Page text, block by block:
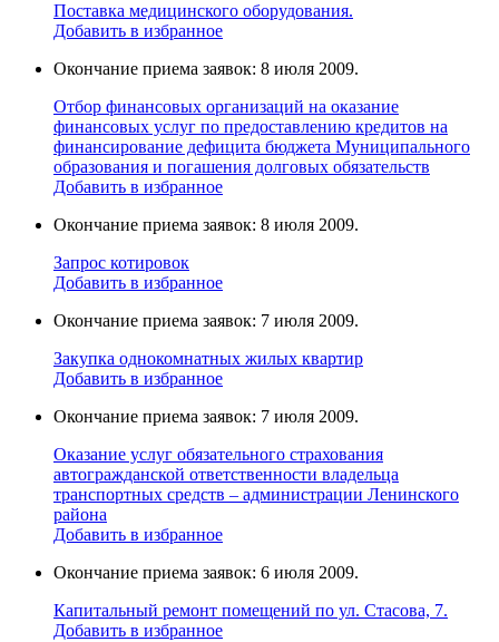
Поставка медицинского оборудования.
Добавить в избранное
Окончание приема заявок: 8 июля 2009.
Отбор финансовых организаций на оказание
финансовых услуг по предоставлению кредитов на
финансирование дефицита бюджета Муниципального
образования и погашения долговых обязательств
Добавить в избранное
Окончание приема заявок: 8 июля 2009.
Запрос котировок
Добавить в избранное
Окончание приема заявок: 7 июля 2009.
Закупка однокомнатных жилых квартир
Добавить в избранное
Окончание приема заявок: 7 июля 2009.
Оказание услуг обязательного страхования
автогражданской ответственности владельца
транспортных средств – администрации Ленинского
района
Добавить в избранное
Окончание приема заявок: 6 июля 2009.
Капитальный ремонт помещений по ул. Стасова, 7.
Добавить в избранное